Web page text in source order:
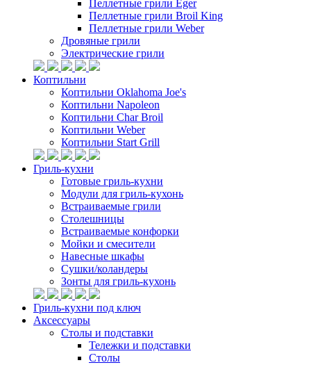
Пеллетные грили Eger
Пеллетные грили Broil King
Пеллетные грили Weber
Дровяные грили
Электрические грили
Коптильни
Коптильни Oklahoma Joe's
Коптильни Napoleon
Коптильни Char Broil
Коптильни Weber
Коптильни Start Grill
Гриль-кухни
Готовые гриль-кухни
Модули для гриль-кухонь
Встраиваемые грили
Столешницы
Встраиваемые конфорки
Мойки и смесители
Навесные шкафы
Сушки/коландеры
Зонты для гриль-кухонь
Гриль-кухни под ключ
Аксессуары
Столы и подставки
Тележки и подставки
Столы